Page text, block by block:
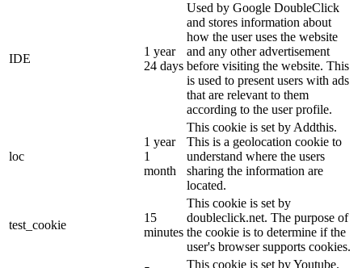
IDE
1 year
24 days
Used by Google DoubleClick
and stores information about
how the user uses the website
and any other advertisement
before visiting the website. This
is used to present users with ads
that are relevant to them
according to the user profile.
loc
1 year
1
month
This cookie is set by Addthis.
This is a geolocation cookie to
understand where the users
sharing the information are
located.
test_cookie
15
minutes
This cookie is set by
doubleclick.net. The purpose of
the cookie is to determine if the
user's browser supports cookies.
This cookie is set by Youtube.